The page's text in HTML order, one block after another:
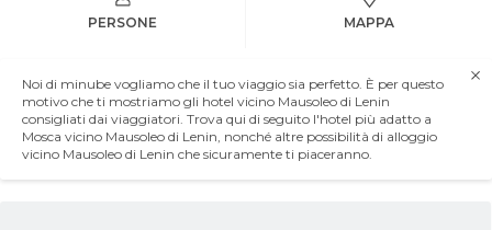
PERSONE MAPPA
Noi di minube vogliamo che il tuo viaggio sia perfetto. È per questo
motivo che ti mostriamo gli hotel vicino Mausoleo di Lenin
consigliati dai viaggiatori. Trova qui di seguito l'hotel più adatto a
Mosca vicino Mausoleo di Lenin, nonché altre possibilità di alloggio
vicino Mausoleo di Lenin che sicuramente ti piaceranno.